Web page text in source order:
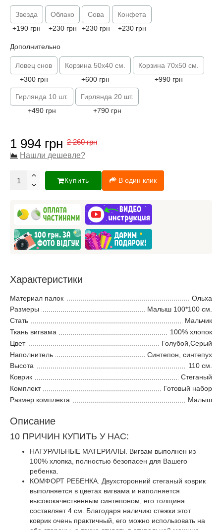
Звезда
+190 грн
Облако
+230 грн
Сова
+230 грн
Конфета
+230 грн
Дополнительно
Ловец снов
+300 грн
Корзина 50х40 см.
+600 грн
Корзина 70х50 см.
+990 грн
Гирлянда 10 шт.
+490 грн
Гирлянда 20 шт.
+790 грн
1 994 грн 2 260 грн
Нашли дешевле?
Купить В один клик
Характеристики
Материал палок
Ольха
Размеры
Малыш 100*100 см.
Стать
Мальчик
Ткань вигвама
100% хлопок
Цвет
Голубой,Серый
Наполнитель
Синтепон, синтепух
Высота
110 см.
Коврик
Стеганый
Комплект
Готовый набор
Размер комплекта
Малыш
Описание
10 ПРИЧИН КУПИТЬ У НАС:
НАТУРАЛЬНЫЕ МАТЕРИАЛЫ. Вигвам выполнен из
100% хлопка, полностью безопасен для Вашего
ребенка.
КОМФОРТ РЕБЕНКА. Двухсторонний стеганый коврик
выполняется в цветах вигвама и наполняется
высококачественным синтепоном, его толщина
составляет 4 см. Благодаря наличию стежки этот
коврик очень практичный, его можно использовать на